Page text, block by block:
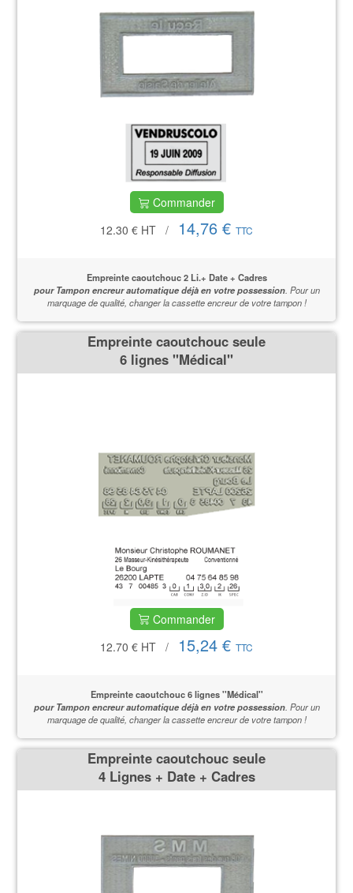
Commander
12.30 € HT / 14,76 € TTC
Empreinte caoutchouc 2 Li.+ Date + Cadres
pour Tampon encreur automatique déjà en votre possession. Pour un
marquage de qualité, changer la cassette encreur de votre tampon !
Empreinte caoutchouc seule
6 lignes ''Médical''
Commander
12.70 € HT / 15,24 € TTC
Empreinte caoutchouc 6 lignes ''Médical''
pour Tampon encreur automatique déjà en votre possession. Pour un
marquage de qualité, changer la cassette encreur de votre tampon !
Empreinte caoutchouc seule
4 Lignes + Date + Cadres